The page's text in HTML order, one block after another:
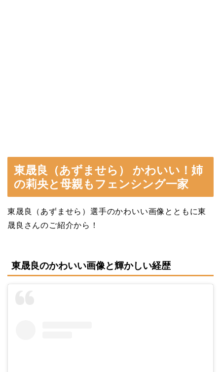
東晟良（あずませら） かわいい！姉
の莉央と母親もフェンシング一家
東晟良（あずませら）選手のかわいい画像とともに東
晟良さんのご紹介から！
東晟良のかわいい画像と輝かしい経歴